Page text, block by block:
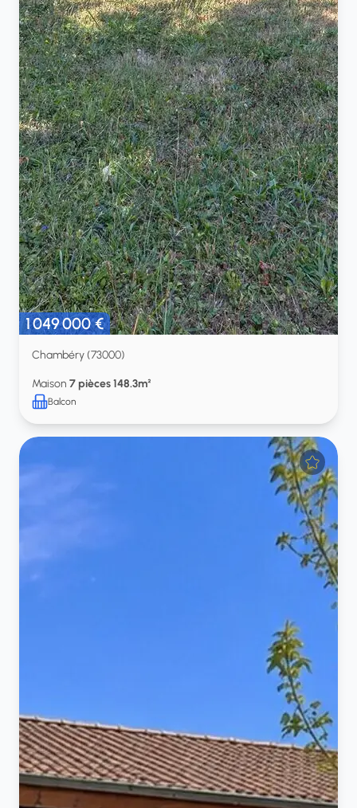
1 049 000 €
Chambéry (73000)
Maison 7 pièces 148.3m²
Balcon